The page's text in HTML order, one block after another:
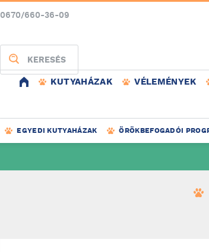
0670/660-36-09
KERESÉS
KUTYAHÁZAK VÉLEMÉNYEK
EGYEDI KUTYAHÁZAK ÖRÖKBEFOGADÓI